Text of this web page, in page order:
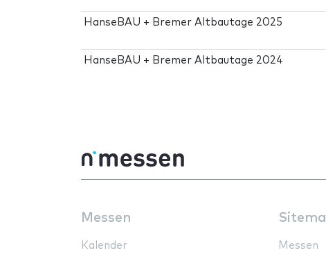
HanseBAU + Bremer Altbautage 2025
HanseBAU + Bremer Altbautage 2024
Messen
Kalender Messen